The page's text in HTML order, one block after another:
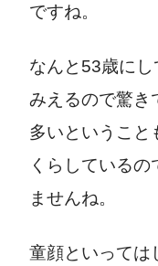
ですね。
なんと53歳にし
みえるので驚き
多いということ
くらしている
ませんね。
童顔といっては